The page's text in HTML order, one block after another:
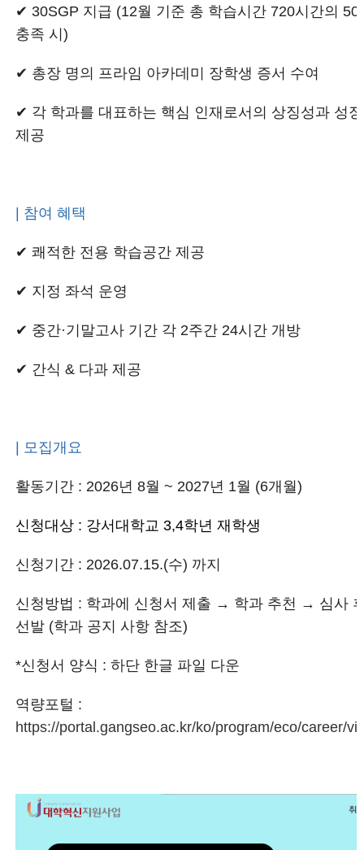
✔ 30SGP 지급 (12월 기준 총 학습시간 720시간의
충족 시)
✔ 총장 명의 프라임 아카데미 장학생 증서 수여
✔ 각 학과를 대표하는 핵심 인재로서의 상징성과 성
제공
| 참여 혜택
✔ 쾌적한 전용 학습공간 제공
✔ 지정 좌석 운영
✔ 중간·기말고사 기간 각 2주간 24시간 개방
✔ 간식 & 다과 제공
| 모집개요
활동기간 : 2026년 8월 ~ 2027년 1월 (6개월)
신청대상 : 강서대학교 3,4학년 재학생
신청기간 : 2026.07.15.(수) 까지
신청방법 : 학과에 신청서 제출 → 학과 추천 → 심사
선발 (학과 공지 사항 참조)
*신청서 양식 : 하단 한글 파일 다운
역량포털 :
https://portal.gangseo.ac.kr/ko/program/eco/career/